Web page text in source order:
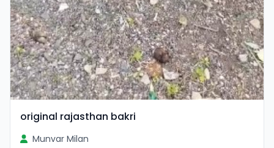
original rajasthan bakri
Munvar Milan